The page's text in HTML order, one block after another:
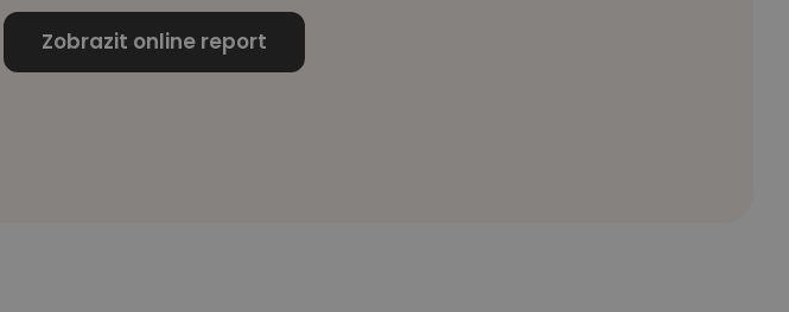
Zobrazit online report